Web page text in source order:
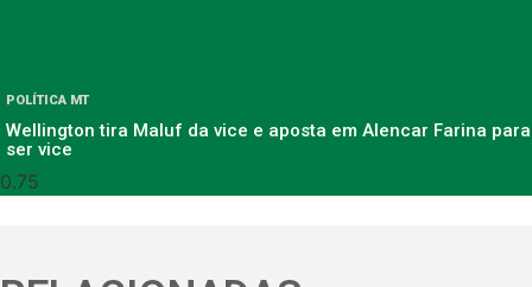
POLÍTICA MT
Wellington tira Maluf da vice e aposta em Alencar Farina para
ser vice